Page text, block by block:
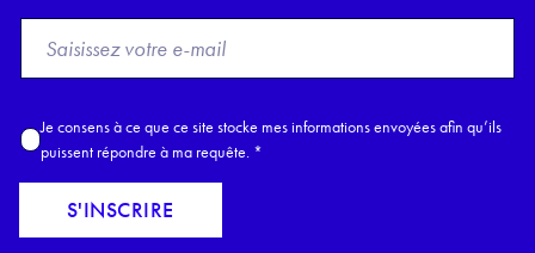
o
E
m
a
l
A
c
c
Je consens à ce que ce site stocke mes informations envoyées afin qu’ils
puissent répondre à ma requête. *
S'INSCRIRE